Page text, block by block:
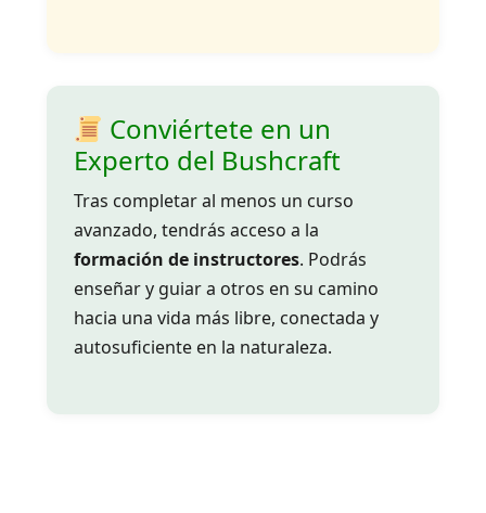
Conviértete en un
Experto del Bushcraft
Tras completar al menos un curso
avanzado, tendrás acceso a la
formación de instructores. Podrás
enseñar y guiar a otros en su camino
hacia una vida más libre, conectada y
autosuficiente en la naturaleza.